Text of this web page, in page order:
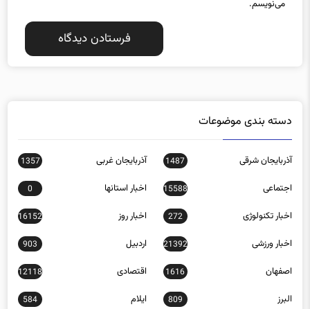
آذربایجان شرقی
اجتماعی 15588 اخبار استانها 0
اخبار تکنولوژی 272 اخبار روز 16152
اخبار ورزشی 21392 اردبیل 903
اصفهان 1616 اقتصادی 12118
البرز 809 ایلام 584
بازار مالی بوشهر